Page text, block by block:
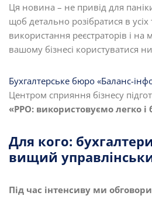
Ця новина – не привід для
щоб детально розібратися в
використання реєстраторів і на
вашому бізнесі користуватися
Бухгалтерське бюро «Баланс-
Центром сприяння бізнесу
«РРО: використовуємо легко і
Для кого:
вищий
Під час інтенсиву ми